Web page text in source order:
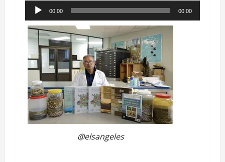
Reproductor
de
audio
00:00 00:00
@elsangeles